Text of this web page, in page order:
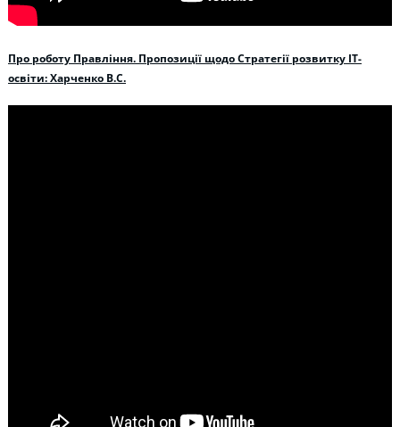
Про роботу Правління. Пропозиції щодо Стратегії розвитку ІТ-
освіти: Харченко В.С.